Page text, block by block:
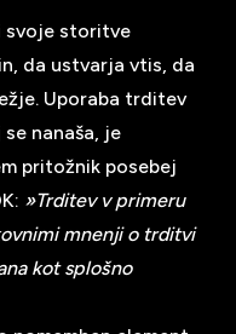
svoje storitve
da ustvarja vtis, da
Uporaba trditev
nanaša, je
pritožnik posebej
»Trditev v primeru
mnenji o trditvi
kot splošno